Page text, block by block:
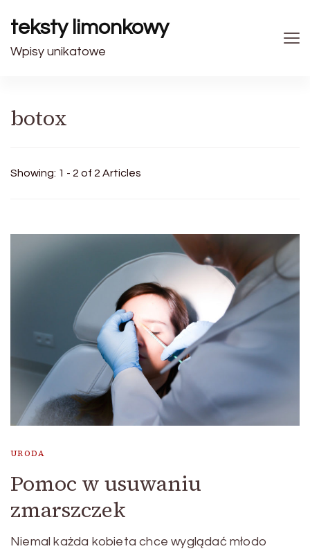
teksty limonkowy
Wpisy unikatowe
botox
Showing: 1 - 2 of 2 Articles
URODA
Pomoc w usuwaniu
zmarszczek
Niemal każda kobieta chce wyglądać młodo